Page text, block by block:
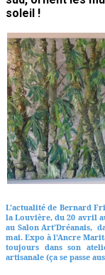
soleil !
L’actualité de Bernard
la Louvière, du 20 avril
au Salon Art’Dréanais,
mai. Expo à l’Ancre
toujours dans son
artisanale (ça se passe